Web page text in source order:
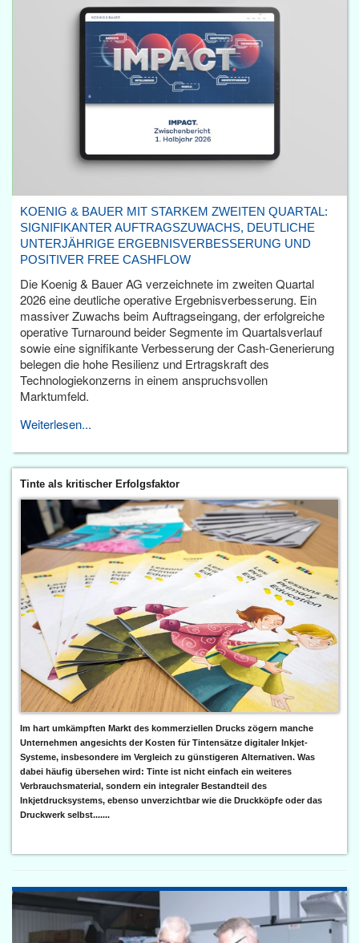
KOENIG & BAUER MIT STARKEM ZWEITEN QUARTAL:
SIGNIFIKANTER AUFTRAGSZUWACHS, DEUTLICHE
UNTERJÄHRIGE ERGEBNISVERBESSERUNG UND
POSITIVER FREE CASHFLOW
Die Koenig & Bauer AG verzeichnete im zweiten Quartal
2026 eine deutliche operative Ergebnisverbesserung. Ein
massiver Zuwachs beim Auftragseingang, der erfolgreiche
operative Turnaround beider Segmente im Quartalsverlauf
sowie eine signifikante Verbesserung der Cash-Generierung
belegen die hohe Resilienz und Ertragskraft des
Technologiekonzerns in einem anspruchsvollen
Marktumfeld.
Weiterlesen...
Tinte als kritischer Erfolgsfaktor
Im hart umkämpften Markt des kommerziellen Drucks zögern manche
Unternehmen angesichts der Kosten für Tintensätze digitaler Inkjet-
Systeme, insbesondere im Vergleich zu günstigeren Alternativen. Was
dabei häufig übersehen wird: Tinte ist nicht einfach ein weiteres
Verbrauchsmaterial, sondern ein integraler Bestandteil des
Inkjetdrucksystems, ebenso unverzichtbar wie die Druckköpfe oder das
Druckwerk selbst.......